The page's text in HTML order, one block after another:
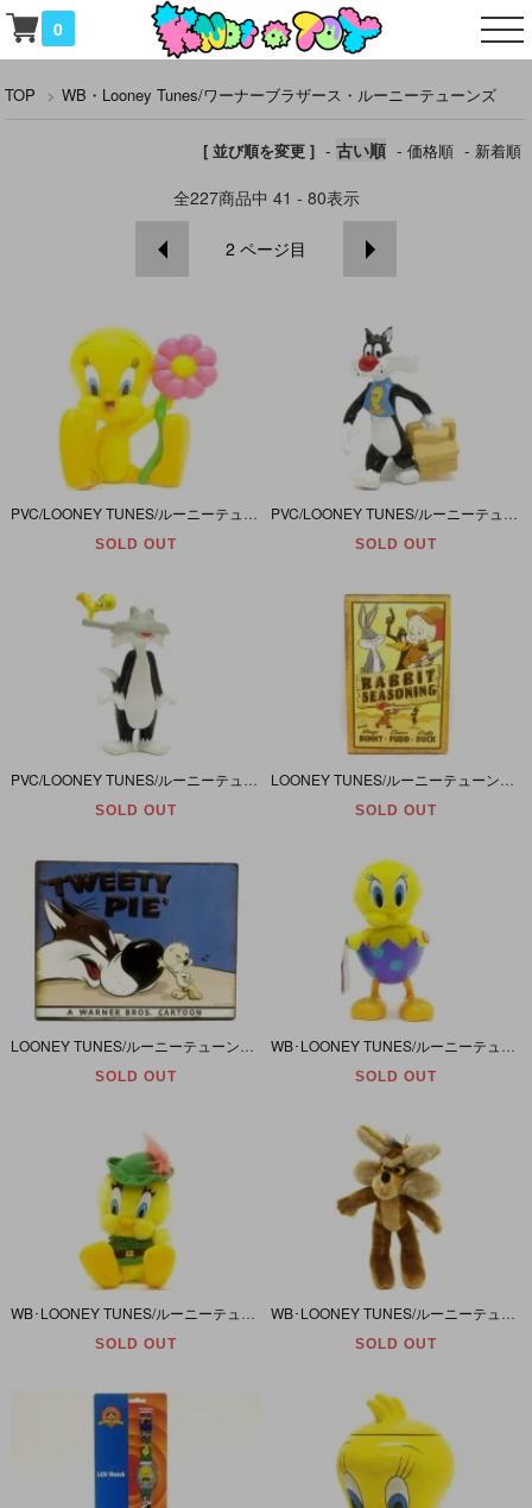
0
TOP > WB・Looney Tunes/ワーナーブラザース・ルーニーテューンズ
[ 並び順を変更 ] - 古い順 - 価格順 - 新着順
全227商品中 41 - 80表示
2 ページ目
SOLD OUT SOLD OUT
SOLD OUT SOLD OUT
LOONEY TUNES/ルーニーテューンズ・ヴィンテージ風ティンサイン 「シルベスター・トゥイーティー」
SOLD OUT
WB･LOONEY TUNES/ルーニーテューンズ「TWEETY WITH SOUND&MOTION/トゥイーティー･サウンドモーション」
SOLD OUT
SOLD OUT SOLD OUT